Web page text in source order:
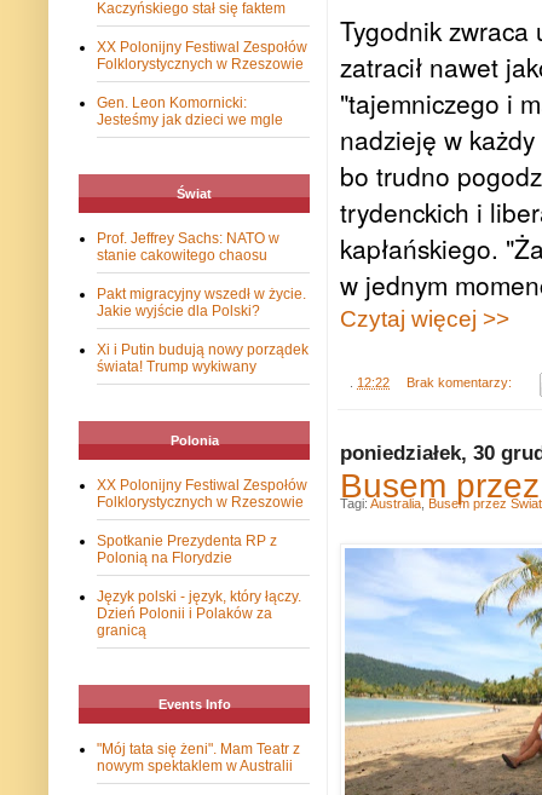
Tygodnik
zatracił nawet
"tajemniczego i
nadzieję w
bo trudno
trydenckich i
kapłańskiego.
w jednym
Czytaj więcej >>
. 12:22 Brak komentarzy:
poniedziałek, 30
Busem
Tagi: Australia Busem przez Świat
Kaczyńskiego stał się faktem
XX Polonijny Festiwal Zespołów
Folklorystycznych w Rzeszowie
Gen. Leon Komornicki:
Jesteśmy jak dzieci we mgle
Świat
Prof. Jeffrey Sachs: NATO w
stanie cakowitego chaosu
Pakt migracyjny wszedł w życie.
Jakie wyjście dla Polski?
Xi i Putin budują nowy porządek
świata! Trump wykiwany
Polonia
XX Polonijny Festiwal Zespołów
Folklorystycznych w Rzeszowie
Spotkanie Prezydenta RP z
Polonią na Florydzie
Język polski - język, który łączy.
Dzień Polonii i Polaków za
granicą
Events Info
"Mój tata się żeni". Mam Teatr z
nowym spektaklem w Australii